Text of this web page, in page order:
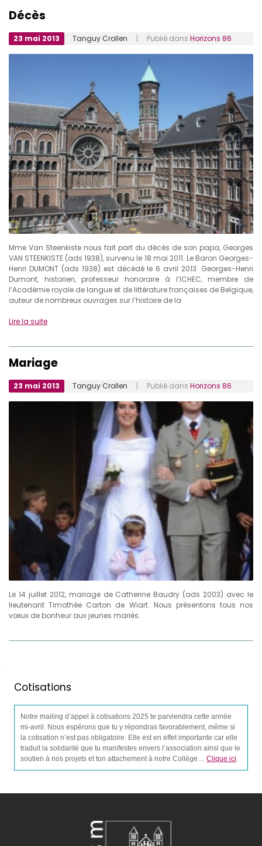
Décès
23 mai 2013 Tanguy Crollen | Publié dans Horizons 86
Mme Van Steenkiste nous fait part du décès de son papa, Georges
VAN STEENKISTE (ads 1938), survenu le 18 mai 2011. Le Baron Georges-
Henri DUMONT (ads 1938) est décédé le 6 avril 2013. Georges-Henri
Dumont, historien, professeur honoraire à l’ICHEC, membre de
l’Académie royale de langue et de littérature françaises de Belgique,
auteur de nombreux ouvrages sur l’histoire de la
Lire la suite
Mariage
23 mai 2013 Tanguy Crollen | Publié dans Horizons 86
Le 14 juillet 2012, mariage de Catherine Baudry (ads 2003) avec le
lieutenant Timothée Carton de Wiart. Nous présentons tous nos
vœux de bonheur aux jeunes mariés.
Cotisations
Notre mailing d’appel à cotisations 2025 te parviendra cette année
mi-avril. Nous espérons que tu y répondras favorablement, même si
la cotisation n’est pas obligatoire. Elle est en effet importante car elle
traduit la solidarité que tu manifestes envers l’association ainsi que le
soutien à nos projets et ton attachement à notre Collège… Clique ici.